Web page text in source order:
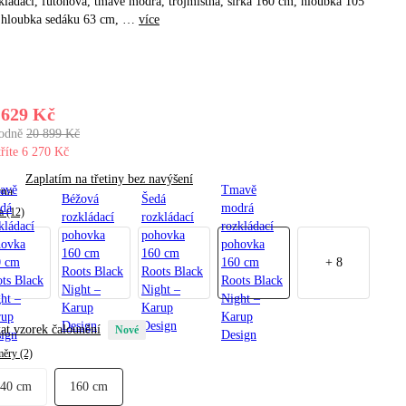
sedáku 63 cm, … více
Kč
20 899 Kč
6 270 Kč
Zaplatím na třetiny bez navýšení
(12)
cm
Black
–
Béžová
rozkládací
pohovka
160 cm
Roots Black
Night –
Karup
Design
Šedá
rozkládací
pohovka
160 cm
Roots Black
Night –
Karup
Design
Tmavě
modrá
rozkládací
pohovka
160 cm
Roots Black
Night –
Karup
Design
+ 8
vzorek čalounění
Nové
(2)
140 cm 160 cm